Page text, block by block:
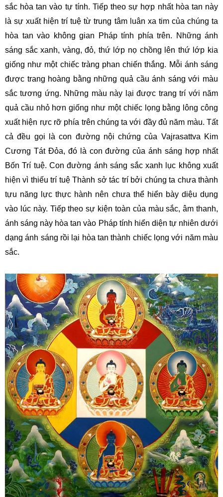
sắc hòa tan vào tự tính. Tiếp theo sự hợp nhất hòa tan này
là sự xuất hiện trí tuệ từ trung tâm luân xa tim của chúng ta
hòa tan vào không gian Pháp tính phía trên. Những ánh
sáng sắc xanh, vàng, đỏ, thứ lớp nọ chồng lên thứ lớp kia
giống như một chiếc tràng phan chiến thắng. Mỗi ánh sáng
được trang hoàng bằng những quả cầu ánh sáng với màu
sắc tương ứng. Những màu này lại được trang trí với năm
quả cầu nhỏ hơn giống như một chiếc lọng bằng lông công
xuất hiện rực rỡ phía trên chúng ta với đầy đủ năm màu. Tất
cả đều gọi là con đường nội chứng của Vajrasattva Kim
Cương Tát Đỏa, đó là con đường của ánh sáng hợp nhất
Bốn Trí tuệ. Con đường ánh sáng sắc xanh lục không xuất
hiện vì thiếu trí tuệ Thành sở tác trí bởi chúng ta chưa thành
tựu năng lực thực hành nên chưa thể hiển bày diệu dụng
vào lúc này. Tiếp theo sự kiện toàn của màu sắc, âm thanh,
ánh sáng này hòa tan vào Pháp tính hiển diện tự nhiên dưới
dạng ánh sáng rồi lại hòa tan thành chiếc lọng với năm màu
sắc.